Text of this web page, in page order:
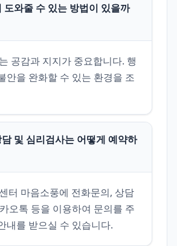
도와줄 수 있는 방법이 있을까
공감과 지지가 중요합니다. 행
안을 완화할 수 있는 환경을 조
및 심리검사는 어떻게 예약하
터 마음소풍에 전화문의, 상담
오톡 등을 이용하여 문의를 주
내를 받으실 수 있습니다.